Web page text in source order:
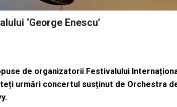
‘George Enescu’
de organizatorii Festivalului
urmări concertul susținut de Orchestra